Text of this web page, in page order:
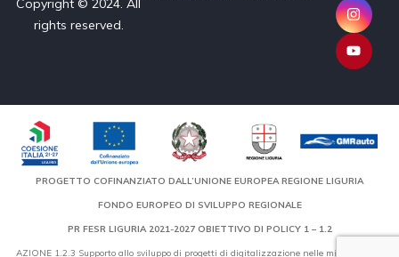
Copyright © 2024. All
rights reserved.
PROGETTO COFINANZIATO DALL’UNIONE EUROPEA REGIONE LIGURIA
FONDO EUROPEO DI SVILUPPO REGIONALE
PR FESR LIGURIA 2021-2027 OBIETTIVO DI POLICY 1 – 1.2
AZIONE 1.2.3 Supporto allo sviluppo di progetti di digitalizzazione nelle micro, piccole